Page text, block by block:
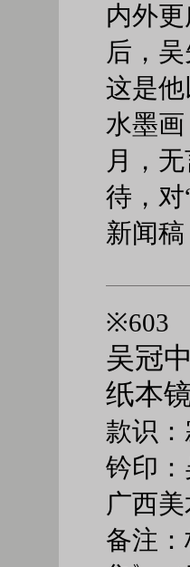
内外
后，
这是
水墨
月，
待，
新闻稿
※603
吴冠
纸本
款识
钤印
广西
备注